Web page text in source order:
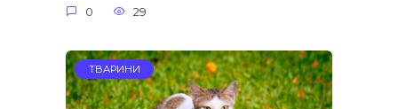
0 29
ТВАРИНИ